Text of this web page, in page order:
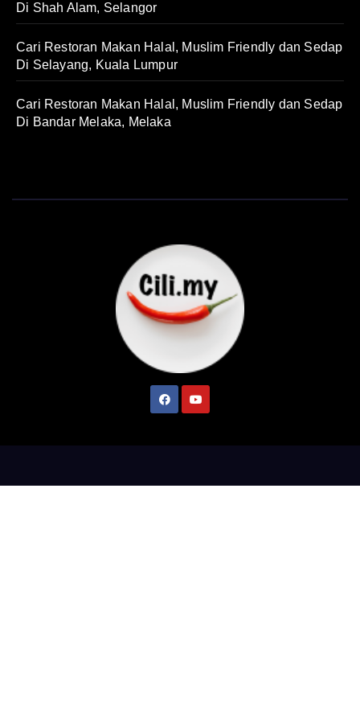
Di Shah Alam, Selangor
Cari Restoran Makan Halal, Muslim Friendly dan Sedap
Di Selayang, Kuala Lumpur
Cari Restoran Makan Halal, Muslim Friendly dan Sedap
Di Bandar Melaka, Melaka